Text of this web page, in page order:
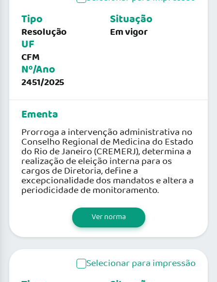
Tipo
Resolução
UF
CFM
Nº/Ano
2451/2025
Situação
Em vigor
Ementa
Prorroga a intervenção administrativa no
Conselho Regional de Medicina do Estado
do Rio de Janeiro (CREMERJ), determina a
realização de eleição interna para os
cargos de Diretoria, define a
excepcionalidade dos mandatos e altera a
periodicidade de monitoramento.
Ver norma
Selecionar para impressão